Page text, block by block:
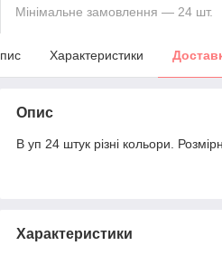
Мінімальне замовлення — 24 шт.
Характеристики
Опис
В уп 24 штук різні кольори.
Характеристики